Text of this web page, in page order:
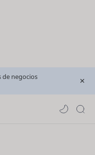
de negocios